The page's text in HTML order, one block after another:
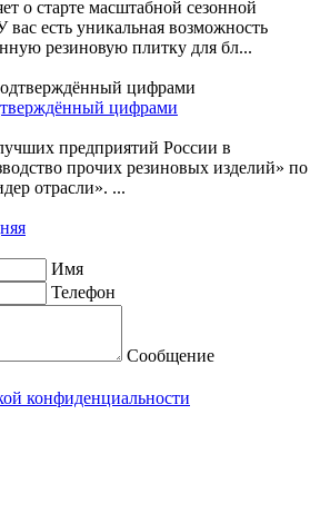
о старте масштабной сезонной
вас есть уникальная возможность
резиновую плитку для бл...
цифрами
предприятий России в
прочих резиновых изделий» по
отрасли». ...
Имя
Телефон
Сообщение
конфиденциальности